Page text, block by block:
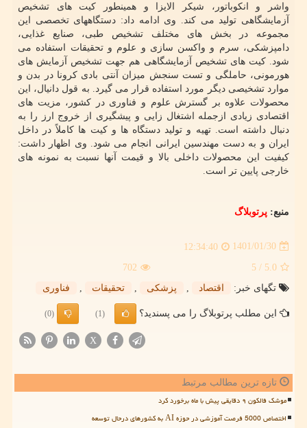
واشر و انکوباتور، شیکر الایزا و همینطور کیت های تشخیص
آزمایشگاهی تولید می کند. وی ادامه داد: دستگاههای تخصصی این
مجموعه در بخش های مختلف تشخیص طبی، صنایع غذایی،
دامپزشکی، سرم و واکسن سازی و علوم و تحقیقات استفاده می
شود. کیت های تشخیص آزمایشگاهی هم جهت تشخیص آزمایش های
هورمونی، حاملگی و تست سنجش میزان آنتی بادی کرونا در بدن و
موارد تشخیصی دیگر مورد استفاده قرار می گیرد. به قول دانیال، این
محصولات علاوه بر گسترش علوم و فناوری در کشور، مزیت های
اقتصادی زیادی ازجمله اشتغال زایی و پیشگیری از خروج ارز را به
دنبال داشته است. تهیه و تولید دستگاه ها و کیت ها کاملاً در داخل
ایران و به دست مهندسین ایرانی انجام می شود. وی اظهار داشت:
کیفیت این محصولات داخلی بالا و قیمت آنها نسبت به نمونه های
خارجی پایین تر است.
منبع: پرتوبلاگ
1401/01/30
12:34:40
5.0
/ 5
702
تگهای خبر:
اقتصاد پزشكی تحقیقات فناوری
این مطلب پرتوبلاگ را می پسندید؟ (1)
(0)
X
تازه ترین مطالب مرتبط
موشک فالکون ۹ دقایقی پیش با ماه برخورد کرد
اختصاص 5000 فرصت آموزشی در حوزه AI به کشورهای درحال توسعه